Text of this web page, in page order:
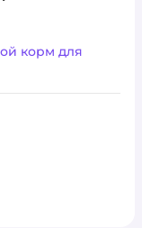
корм для